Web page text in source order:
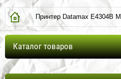
Принтер Datamax E4304B
Каталог товаров